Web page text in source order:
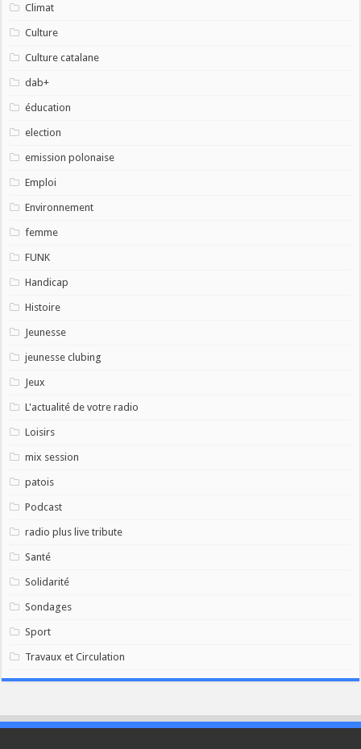
Climat
Culture
Culture catalane
dab+
éducation
election
emission polonaise
Emploi
Environnement
femme
FUNK
Handicap
Histoire
Jeunesse
jeunesse clubing
Jeux
L'actualité de votre radio
Loisirs
mix session
patois
Podcast
radio plus live tribute
Santé
Solidarité
Sondages
Sport
Travaux et Circulation